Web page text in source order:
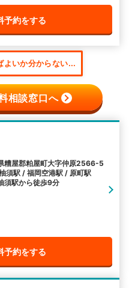
予約をする
よいか分からない...
相談窓口へ
糟屋郡粕屋町大字仲原2566-5
須駅 / 福岡空港駅 / 原町駅
須駅から徒歩9分
予約をする